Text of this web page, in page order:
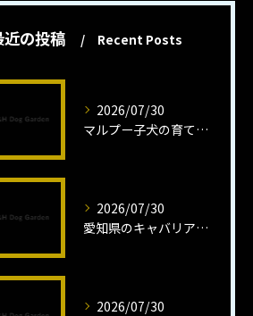
近の投稿 Recent Posts
2026/07/30
マルプー子犬の育て方と魅力解説
2026/07/30
愛知県のキャバリア子犬の魅力秘話
2026/07/30